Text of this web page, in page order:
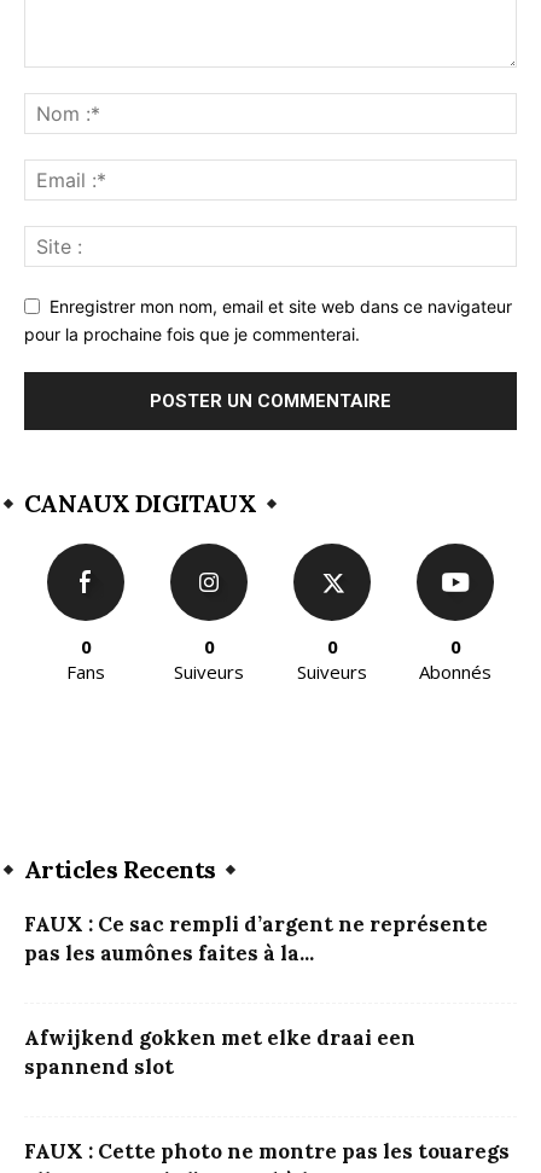
Enregistrer mon nom, email et site web dans ce navigateur
pour la prochaine fois que je commenterai.
CANAUX DIGITAUX
0
Fans
0
Suiveurs
0
Suiveurs
0
Abonnés
Articles Recents
FAUX : Ce sac rempli d’argent ne représente
pas les aumônes faites à la...
Afwijkend gokken met elke draai een
spannend slot
FAUX : Cette photo ne montre pas les touaregs